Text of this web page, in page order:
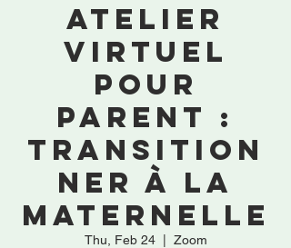
Atelier
virtuel
pour
parent :
Transition
ner à la
maternelle
Thu, Feb 24
  |
Zoom